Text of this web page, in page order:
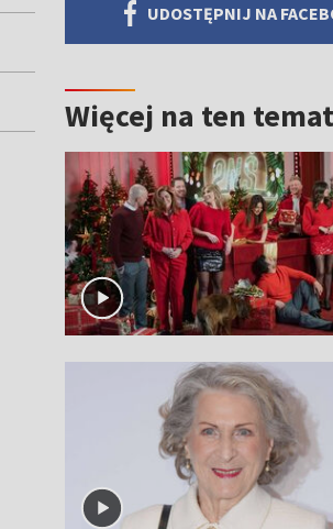
UDOSTĘPNIJ NA
Więcej na ten temat